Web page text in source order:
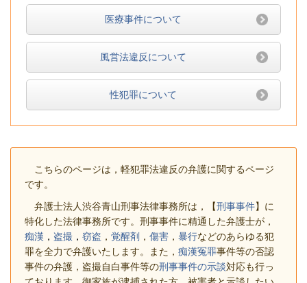
医療事件について
風営法違反について
性犯罪について
こちらのページは，軽犯罪法違反の弁護に関するページ
です。
弁護士法人渋谷青山刑事法律事務所は，【刑事事件】に
特化した法律事務所です。刑事事件に精通した弁護士が，
痴漢 ， 盗撮 ， 窃盗 ， 覚醒剤 ， 傷害 ， 暴行などのあらゆる犯
罪を全力で弁護いたします。また， 痴漢冤罪事件等の否認
事件の弁護，盗撮自白事件等の刑事事件の示談対応も行っ